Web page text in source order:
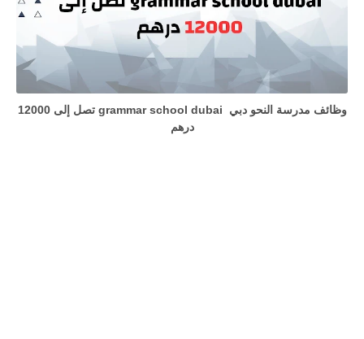
وظائف مدرسة النحو دبي grammar school dubai تصل إلى 12000
درهم